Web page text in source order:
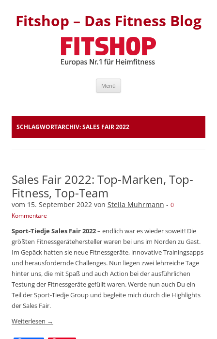
Fitshop – Das Fitness Blog
Menü
SCHLAGWORTARCHIV:SALES FAIR 2022
Sales Fair 2022: Top-Marken, Top-
Fitness, Top-Team
vom 15. September 2022 von Stella Muhrmann - 0
Kommentare
Sport-Tiedje Sales Fair 2022– endlich war es wieder soweit! Die
größten Fitnessgerätehersteller waren bei uns im Norden zu Gast.
Im Gepäck hatten sie neue Fitnessgeräte, innovative Trainingsapps
und herausfordernde Challenges. Nun liegen zwei lehrreiche Tage
hinter uns, die mit Spaß und auch Action bei der ausführlichen
Testung der Fitnessgeräte gefüllt waren. Werde nun auch Du ein
Teil der Sport-Tiedje Group und begleite mich durch die Highlights
der Sales Fair.
Weiterlesen →